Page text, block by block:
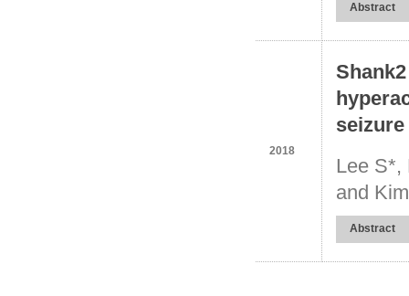
Abstract
2018
Lee S*,
and
Abstract